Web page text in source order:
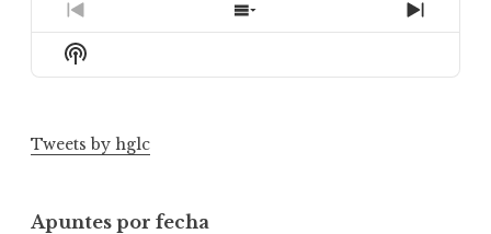
Previous
Episode
Show
Episodes
Next
Show
Podcast
Tweets by hglc
Apuntes por fecha